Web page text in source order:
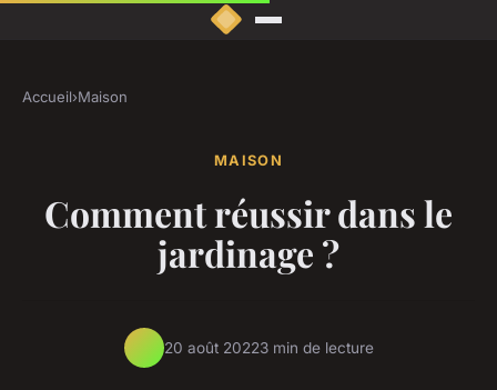
Accueil›Maison
MAISON
Comment réussir dans le
jardinage ?
20 août 20223 min de lecture